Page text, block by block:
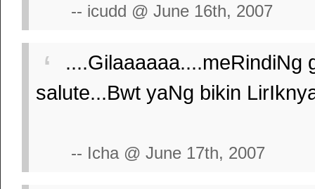
-- icudd @ June 16th, 2007
....Gilaaaaaa....meRindiNg
salute...Bwt yaNg bikin
-- Icha @ June 17th, 2007